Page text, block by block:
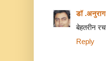
डॉ .अनुराग
बेहतरीन
Reply